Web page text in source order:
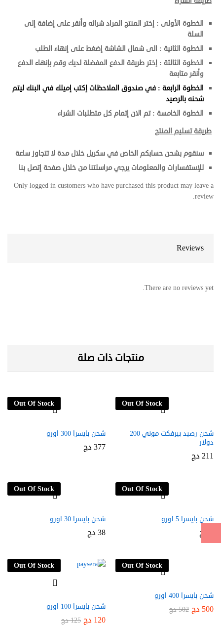
الخطوة الأولى : إختر المنتج المراد شرائه وأنقر على إضافة إلى
السلة
الخطوة الثانية : الى شمال الشاشة إضغط على إنهاء الطلب
الخطوة الثالثة : إختر طريقة الدفع المفضلة لديك وقم بإنهاء الدفع
وأنقر متابعة
الخطوة الرابعة : في صندوق الملاحظات إكتب إميلك في البنك ليتم
شحنه بالرصيد
الخطوة الخامسة : تم الان إتمام كل متطلبات الشراء
طريقة تسليم المنتج
سنقوم بشحن حسابكم الخاص في سكريل خلال مدة لا تتجاوز ساعة
للإستفسارات والمعلومات يرجي مراسلتنا من خلال صفحة إتصل بنا
Only logged in customers who have purchased this product may leave a
review.
Reviews
There are no reviews yet.
منتجات ذات صلة
Out Of Stock
شحن بايسرا 300 اورو
377دج
Out Of Stock
شحن رصيد بيرفكت موني 200
دولار
211دج
Out Of Stock
شحن بايسرا 30 اورو
38دج
Out Of Stock
شحن بايسرا 5 اورو
دج
Out Of Stock
شحن بايسرا 100 اورو
120 دج 125 دج
Out Of Stock
شحن بايسرا 400 اورو
500 دج 502 دج